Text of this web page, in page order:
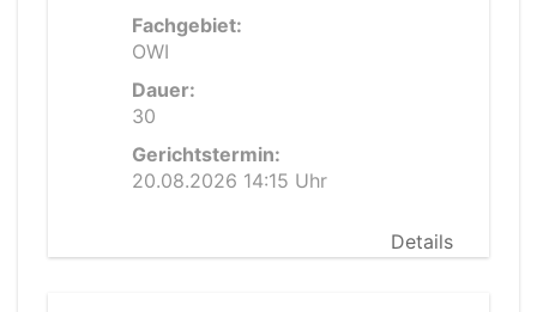
Fachgebiet:
OWI
Dauer:
30
Gerichtstermin:
20.08.2026 14:15 Uhr
Details